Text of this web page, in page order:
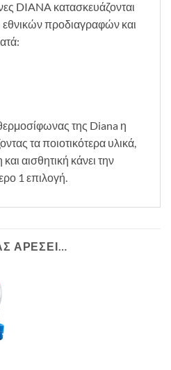
DIANA κατασκευάζονται
προδιαγραφών και
της Diana η
τα ποιοτικότερα υλικά,
αισθητική κάνει την
1 επιλογή.
ΑΡΈΣΕΙ…